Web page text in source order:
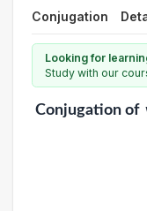
Conjugation
Looking for
Study with our
Conjugationof